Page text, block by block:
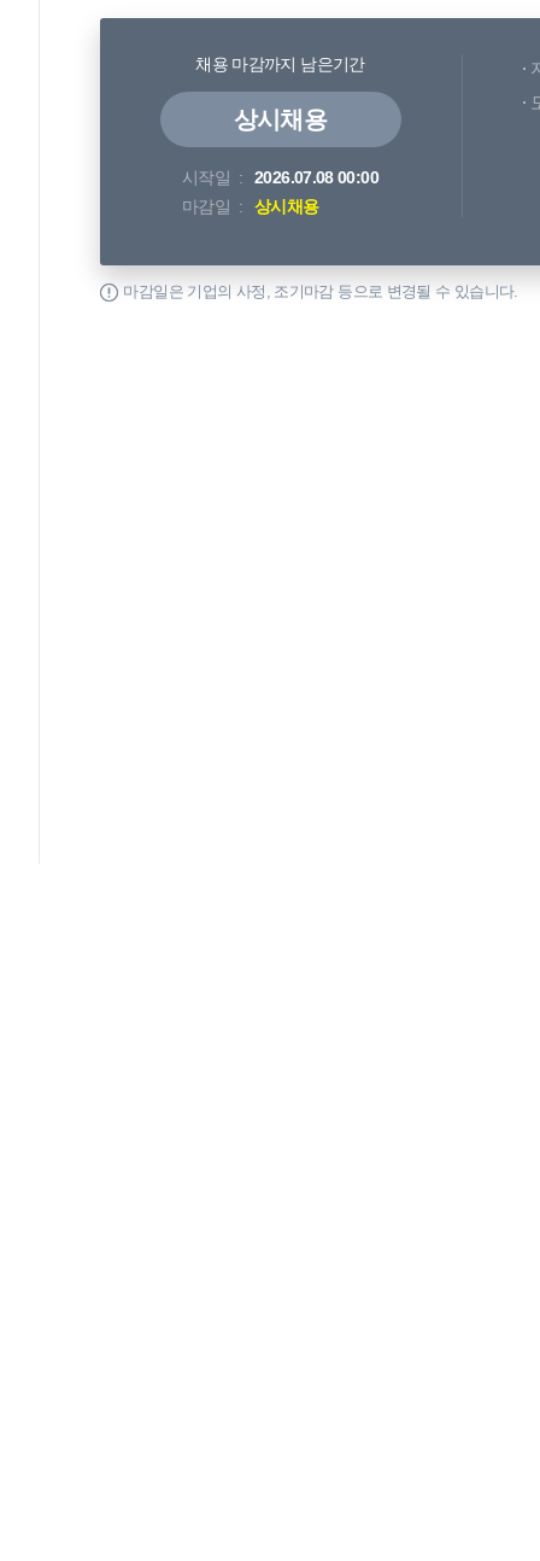
채용 마감까지 남은기간
상시채용
시작일
2026.07.08 00:00
마감일
상시채용
마감일은 기업의 사정, 조기마감 등으로 변경될 수 있습니다.